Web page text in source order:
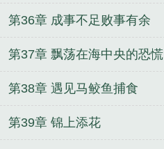
第36章 成事不足败事有余
第37章 飘荡在海中央的恐慌
第38章 遇见马鲛鱼捕食
第39章 锦上添花